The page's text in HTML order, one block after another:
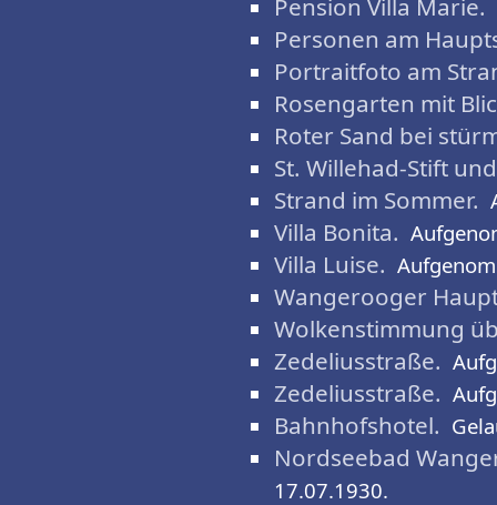
Pension Villa Marie.
Personen am
Portraitfoto am
Rosengarten mit
Roter Sand bei
St. Willehad-Stift
Strand im Sommer.
Villa Bonita.
Villa Luise.
Wangerooger
Wolkenstimmung
Zedeliusstraße.
Zedeliusstraße.
Bahnhofshotel.
Nordseebad
17.07.1930.